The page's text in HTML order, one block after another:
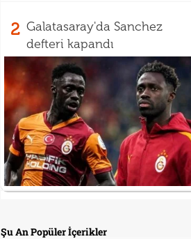
2 Galatasaray'da Sanchez
defteri kapandı
Şu An Popüler İçerikler